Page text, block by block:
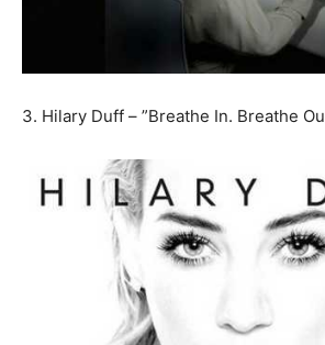
3. Hilary Duff – ”Breathe In. Breathe